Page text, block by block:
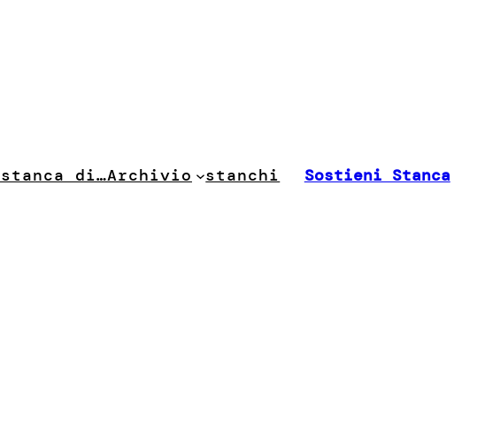
stanca di…Archivio stanchi Sostieni Stanca